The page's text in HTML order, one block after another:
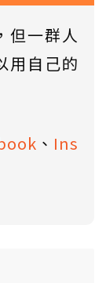
但一群人
用自己的
、 Ins